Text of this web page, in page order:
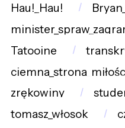
Hau!_Hau!
Tatooine
zrękowiny
tomasz_włosok